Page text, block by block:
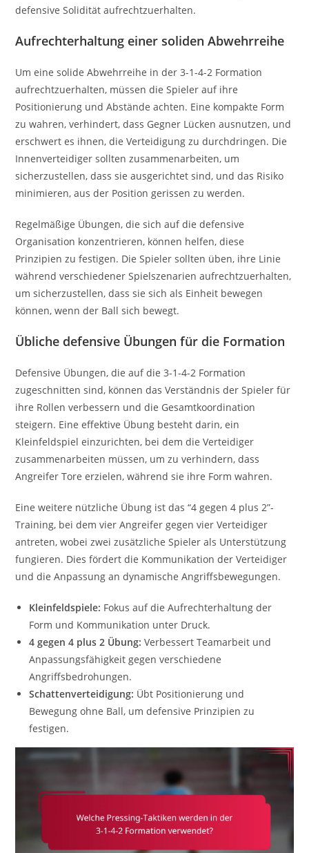
defensive Solidität aufrechtzuerhalten.
Aufrechterhaltung einer soliden Abwehrreihe
Um eine solide Abwehrreihe in der 3-1-4-2 Formation
aufrechtzuerhalten, müssen die Spieler auf ihre
Positionierung und Abstände achten. Eine kompakte Form
zu wahren, verhindert, dass Gegner Lücken ausnutzen, und
erschwert es ihnen, die Verteidigung zu durchdringen. Die
Innenverteidiger sollten zusammenarbeiten, um
sicherzustellen, dass sie ausgerichtet sind, und das Risiko
minimieren, aus der Position gerissen zu werden.
Regelmäßige Übungen, die sich auf die defensive
Organisation konzentrieren, können helfen, diese
Prinzipien zu festigen. Die Spieler sollten üben, ihre Linie
während verschiedener Spielszenarien aufrechtzuerhalten,
um sicherzustellen, dass sie sich als Einheit bewegen
können, wenn der Ball sich bewegt.
Übliche defensive Übungen für die Formation
Defensive Übungen, die auf die 3-1-4-2 Formation
zugeschnitten sind, können das Verständnis der Spieler für
ihre Rollen verbessern und die Gesamtkoordination
steigern. Eine effektive Übung besteht darin, ein
Kleinfeldspiel einzurichten, bei dem die Verteidiger
zusammenarbeiten müssen, um zu verhindern, dass
Angreifer Tore erzielen, während sie ihre Form wahren.
Eine weitere nützliche Übung ist das “4 gegen 4 plus 2”-
Training, bei dem vier Angreifer gegen vier Verteidiger
antreten, wobei zwei zusätzliche Spieler als Unterstützung
fungieren. Dies fördert die Kommunikation der Verteidiger
und die Anpassung an dynamische Angriffsbewegungen.
Kleinfeldspiele: Fokus auf die Aufrechterhaltung der
Form und Kommunikation unter Druck.
4 gegen 4 plus 2 Übung: Verbessert Teamarbeit und
Anpassungsfähigkeit gegen verschiedene
Angriffsbedrohungen.
Schattenverteidigung: Übt Positionierung und
Bewegung ohne Ball, um defensive Prinzipien zu
festigen.